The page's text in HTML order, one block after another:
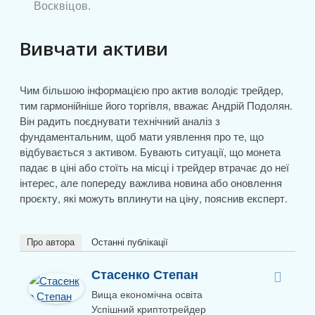
Восквіцов.
Вивчати активи
Чим більшою інформацією про актив володіє трейдер,
тим гармонійніше його торгівля, вважає Андрій Подолян.
Він радить поєднувати технічний аналіз з
фундаментальним, щоб мати уявлення про те, що
відбувається з активом. Бувають ситуації, що монета
падає в ціні або стоїть на місці і трейдер втрачає до неї
інтерес, але попереду важлива новина або оновлення
проєкту, які можуть вплинути на ціну, пояснив експерт.
Про автора Останні публікації
Стасенко Степан
Вища економічна освіта
Успішний криптотрейдер